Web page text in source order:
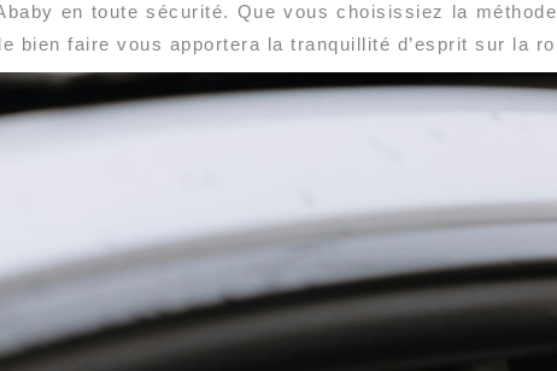
en toute sécurité. Que vous choisissiez la méthode
bien faire vous apportera la tranquillité d’esprit sur la